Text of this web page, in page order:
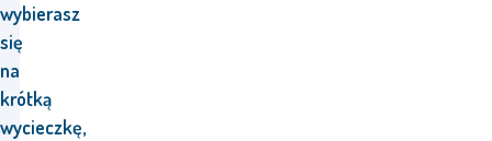
wybierasz
się
na
krótką
wycieczkę,